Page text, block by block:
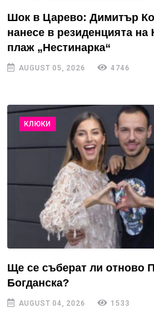
Шок в Царево: Димитър
нанесе в резиденцията на
плаж „Нестинарка“
AUGUST 05, 2026 4746
КЛЮКИ
Ще се съберат ли отново
Богданска?
AUGUST 04, 2026 1533